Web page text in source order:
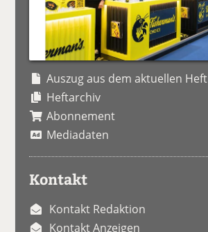
Auszug aus dem aktuellen Heft
Heftarchiv
Abonnement
Mediadaten
Kontakt
Kontakt Redaktion
Kontakt Anzeigen